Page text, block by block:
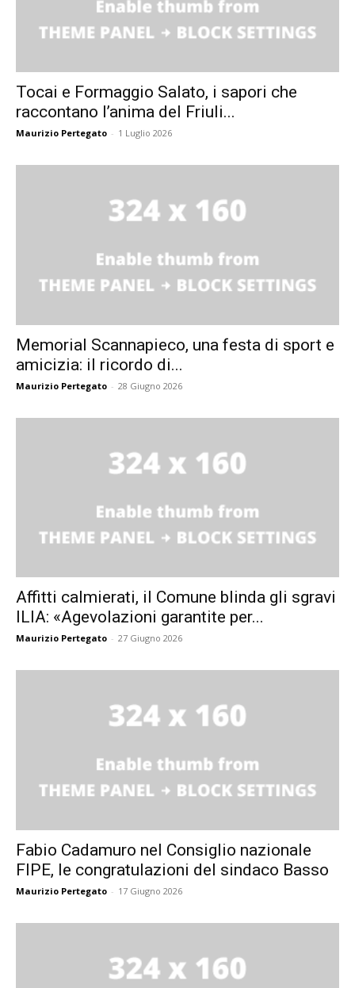
Tocai e Formaggio Salato, i sapori che
raccontano l’anima del Friuli...
Maurizio Pertegato - 1 Luglio 2026
Memorial Scannapieco, una festa di sport e
amicizia: il ricordo di...
Maurizio Pertegato - 28 Giugno 2026
Affitti calmierati, il Comune blinda gli sgravi
ILIA: «Agevolazioni garantite per...
Maurizio Pertegato - 27 Giugno 2026
Fabio Cadamuro nel Consiglio nazionale
FIPE, le congratulazioni del sindaco Basso
Maurizio Pertegato - 17 Giugno 2026